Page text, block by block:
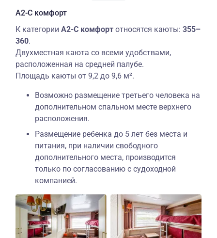
А2-С комфорт
К категории А2-С комфорт относятся каюты: 355–
360.
Двухместная каюта со всеми удобствами,
расположенная на средней палубе.
Площадь каюты от 9,2 до 9,6 м².
Возможно размещение третьего человека на
дополнительном спальном месте верхнего
расположения.
Размещение ребенка до 5 лет без места и
питания, при наличии свободного
дополнительного места, производится
только по согласованию с судоходной
компанией.